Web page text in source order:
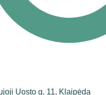
Uosto g. 11, Klaipėda